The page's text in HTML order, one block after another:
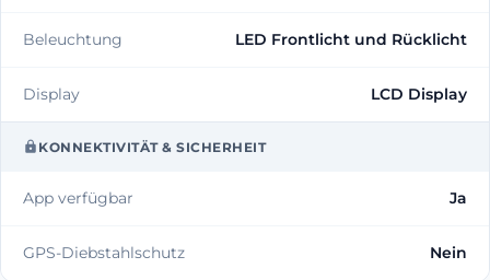
Beleuchtung LED Frontlicht und Rücklicht
Display LCD Display
KONNEKTIVITÄT & SICHERHEIT
App verfügbar Ja
GPS-Diebstahlschutz Nein